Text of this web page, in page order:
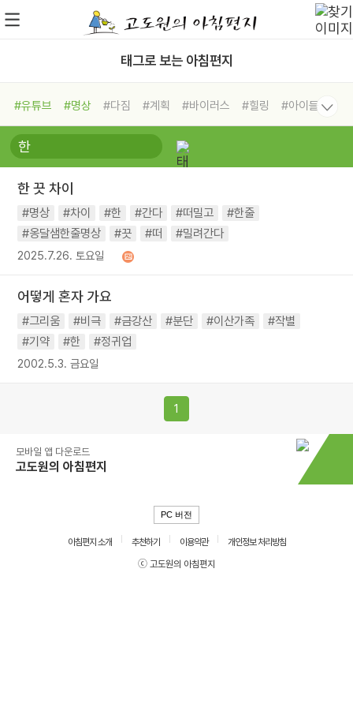
태그로 보는 아침편지
#유튜브 #명상 #다짐 #계획 #바이러스 #힐링
#아이들
#비전캠프
#독서캠프 #삶
#희망
#나눔 #친구 #링컨학교
#독서
#건강
한 끗 차이
#명상 #차이 #한 #간다 #떠밀고
#한줄
#옹달샘한줄명상
#끗 #떠 #밀려간다
2025.7.26. 토요일
어떻게 혼자 가요
#그리움 #비극 #금강산 #분단 #이산가족
#작별
#기약
#한 #정귀업
2002.5.3. 금요일
1
모바일 앱 다운로드
고도원의 아침편지
PC 버전
아침편지 소개 추천하기 이용약관
개인정보 처리방침
ⓒ 고도원의 아침편지